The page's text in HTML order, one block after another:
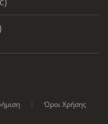
Όροι Χρήσης